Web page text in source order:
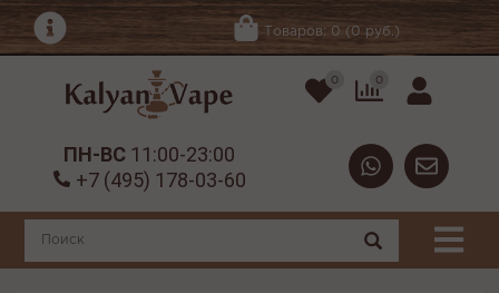
Товаров: 0 (0 руб.)
0 0
ПН-ВС 11:00-23:00
+7 (495) 178-03-60